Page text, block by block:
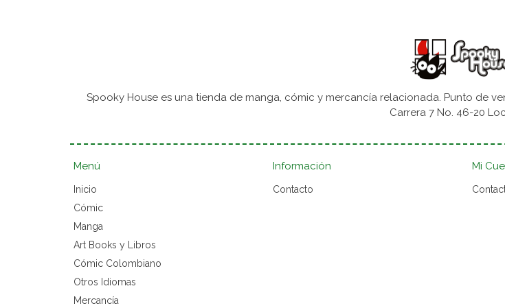
Spooky House es una tienda de manga, cómic y mercancía relacionada. Punto de
Carrera 7 No. 46-20
Menú
Inicio
Cómic
Manga
Art Books y Libros
Cómic Colombiano
Otros Idiomas
Mercancía
Información
Contacto
Mi